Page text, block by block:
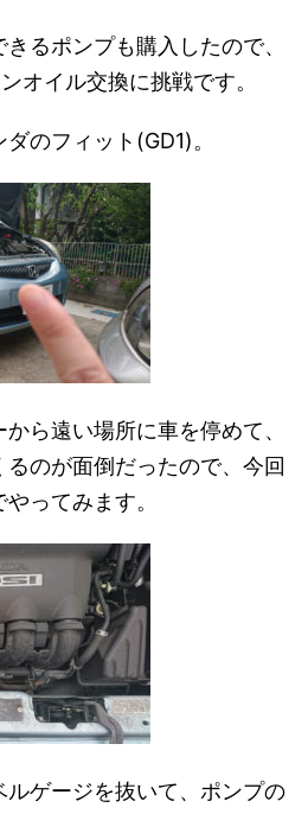
るポンプも購入したので、
オイル交換に挑戦です。
のフィット(GD1)。
ら遠い場所に車を停めて、
のが面倒だったので、今回
ってみます。
ゲージを抜いて、ポンプの